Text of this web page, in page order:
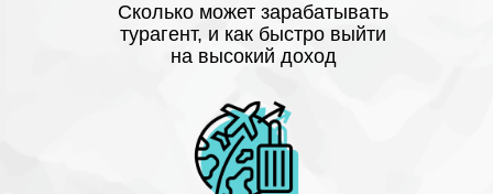
Сколько может зарабатывать
турагент, и как быстро выйти
на высокий доход